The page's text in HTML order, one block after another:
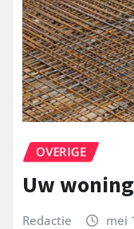
OVERIGE
Uw woning